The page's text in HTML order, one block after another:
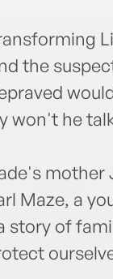
the
won't he
mother
Maze, a
story of